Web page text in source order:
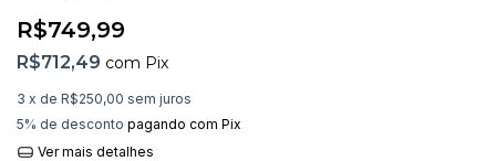
R$749,99
R$712,49 com Pix
3 x de R$250,00 sem juros
5% de desconto pagando com Pix
Ver mais detalhes